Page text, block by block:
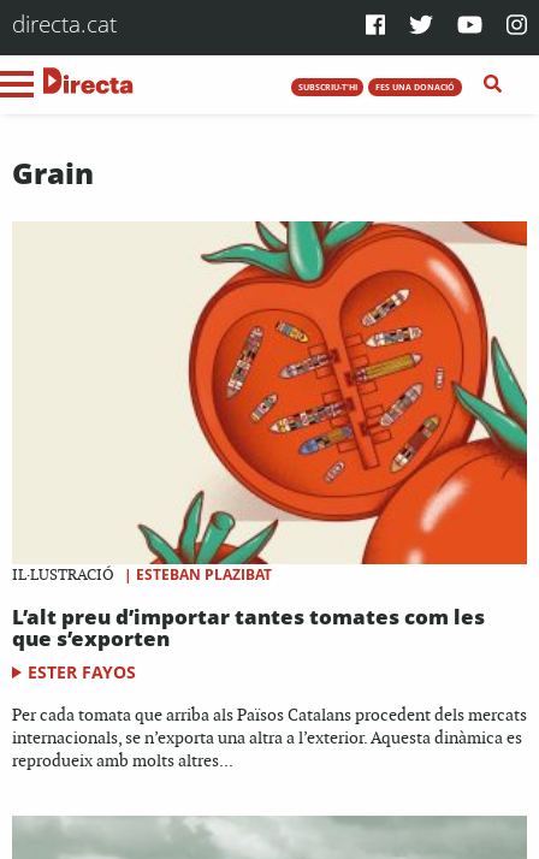
directa.cat
SUBSCRIU-T'HI FES UNA DONACIÓ
Grain
IL·LUSTRACIÓ | ESTEBAN PLAZIBAT
L’alt preu d’importar tantes tomates com les
que s’exporten
ESTER FAYOS
Per cada tomata que arriba als Països Catalans procedent dels mercats
internacionals, se n’exporta una altra a l’exterior. Aquesta dinàmica es
reprodueix amb molts altres...